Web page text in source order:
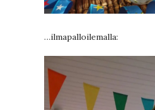
…ilmapalloilemalla: